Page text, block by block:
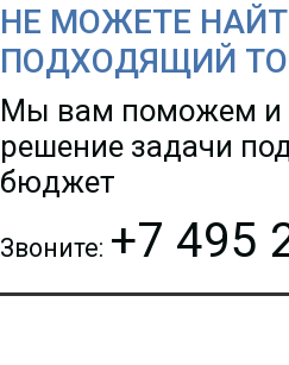
НЕ МОЖЕТЕ
ПОДХОДЯЩИЙ
Мы вам поможем и
решение задачи
бюджет
Звоните: +7 495